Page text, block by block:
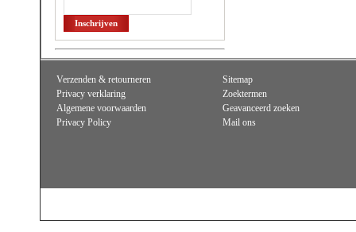
Inschrijven
Verzenden & retourneren
Privacy verklaring
Algemene voorwaarden
Privacy Policy
Sitemap
Zoektermen
Geavanceerd zoeken
Mail ons